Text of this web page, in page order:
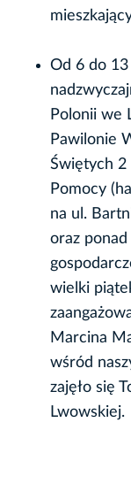
Od 6 do
Polonii we
Pawilonie
Świętych 2
Pomocy
na ul.
oraz
wielki
Marcina
wśród
zajęło się
Lwowskiej.